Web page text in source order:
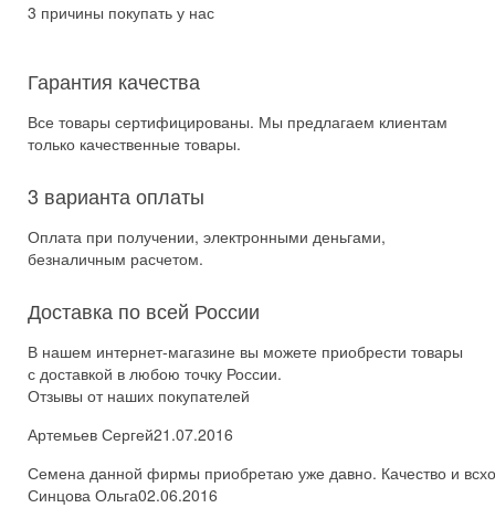
3 причины покупать у нас
Гарантия качества
Все товары сертифицированы. Мы предлагаем клиентам
только качественные товары.
3 варианта оплаты
Оплата при получении, электронными деньгами,
безналичным расчетом.
Доставка по всей России
В нашем интернет-магазине вы можете приобрести товары
с доставкой в любою точку России.
Отзывы от наших покупателей
Артемьев Сергей21.07.2016
Семена данной фирмы приобретаю уже давно. Качество и
Синцова Ольга02.06.2016